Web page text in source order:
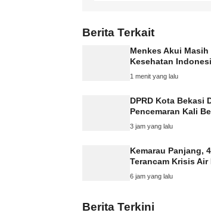
Berita Terkait
Menkes Akui
Kesehatan
1 menit yang lalu
DPRD Kota Bekasi
Pencemaran Kali
3 jam yang lalu
Kemarau Panjang,
Terancam Krisis Air
6 jam yang lalu
Berita Terkini